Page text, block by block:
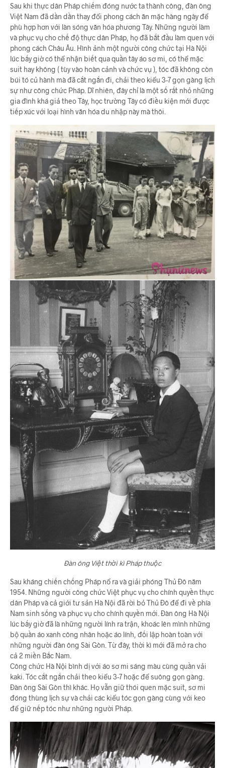
Sau khi thực dân Pháp chiếm đóng nước ta thành công, đàn ông
Việt Nam đã dần dần thay đổi phong cách ăn mặc hàng ngày để
phù hợp hơn với làn sóng văn hóa phương Tây. Những người làm
và phục vụ cho chế độ thực dân Pháp, họ đã bắt đầu làm quen với
phong cách Châu Âu. Hình ảnh một người công chức tại Hà Nội
lúc bấy giờ có thể nhận biết qua quần tây áo sơ mi, có thể mặc
suit hay không ( tùy vào hoàn cảnh và chức vụ ), tóc đã không còn
búi tó củ hành mà đã cắt ngắn đi, chải theo kiểu 3-7 gọn gàng lịch
sự như công chức Pháp. Dĩ nhiên, đây chỉ là một số rất nhỏ những
gia đình khá giả theo Tây, học trường Tây có điều kiện mới được
tiếp xúc với loại hình văn hóa du nhập này mà thôi.
Đàn ông Việt thời kì Pháp thuộc
Sau kháng chiến chống Pháp nổ ra và giải phóng Thủ Đô năm
1954. Những người công chức Việt phục vụ cho chính quyền thực
dân Pháp và cả giới tư sản Hà Nội đã rời bỏ Thủ Đô để đi về phía
Nam sinh sống và phục vụ cho chính quyền mới. Đàn ông Hà Nội
lúc bấy giờ đã là những người lính ra trận, khoác lên mình những
bộ quần áo xanh công nhân hoặc áo lính, đối lập hoàn toàn với
những người đàn ông Sài Gòn. Từ đây, thời kì mới đã mở ra cho
cả 2 miền Bắc Nam.
Công chức Hà Nội bình dị với áo sơ mi sáng màu cùng quần vải
kaki. Tóc cắt ngắn chải theo kiểu 3-7 hoặc để suông gọn gàng.
Đàn ông Sài Gòn thì khác. Họ vẫn giữ thói quen mặc suit, sơ mi
đóng thùng lịch sự và chải các kiểu tóc gọn gàng cùng với keo
để giữ nếp tóc như những người Pháp.